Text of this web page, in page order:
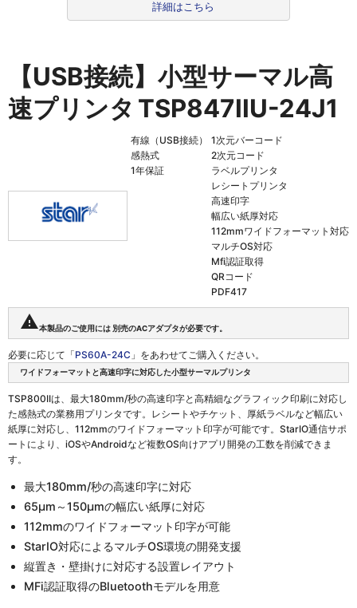
詳細はこちら
【USB接続】小型サーマル高
速プリンタ TSP847IIU-24J1
有線（USB接続）
感熱式
1年保証
1次元バーコード
2次元コード
ラベルプリンタ
レシートプリンタ
高速印字
幅広い紙厚対応
112mmワイドフォーマット対応
マルチOS対応
Mfi認証取得
QRコード
PDF417
warning本製品のご使用には 別売のACアダプタが必要です。
必要に応じて「PS60A-24C 」をあわせてご購入ください。
ワイドフォーマットと高速印字に対応した小型サーマルプリンタ
TSP800IIは、最大180mm/秒の高速印字と高精細なグラフィック印刷に対応し
た感熱式の業務用プリンタです。レシートやチケット、厚紙ラベルなど幅広い
紙厚に対応し、112mmのワイドフォーマット印字が可能です。StarIO通信サポ
ートにより、iOSやAndroidなど複数OS向けアプリ開発の工数を削減できま
す。
最大180mm/秒の高速印字に対応
65μm～150μmの幅広い紙厚に対応
112mmのワイドフォーマット印字が可能
StarIO対応によるマルチOS環境の開発支援
縦置き・壁掛けに対応する設置レイアウト
MFi認証取得のBluetoothモデルを用意